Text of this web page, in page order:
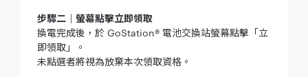
步驟二｜螢幕點擊立即領取
換電完成後，於 GoStation® 電池交換站螢幕點擊「立
即領取」。
未點選者將視為放棄本次領取資格。